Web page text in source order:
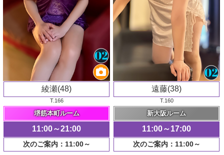
綾瀬(48)
T.166
堺筋本町ルーム
11:00～21:00
次のご案内：11:00～
遠藤(38)
T.160
新大阪ルーム
11:00～17:00
次のご案内：11:00～